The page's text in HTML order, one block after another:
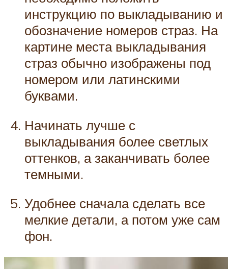
инструкцию по выкладыванию и
обозначение номеров страз. На
картине места выкладывания
страз обычно изображены под
номером или латинскими
буквами.
Начинать лучше с
выкладывания более светлых
оттенков, а заканчивать более
темными.
Удобнее сначала сделать все
мелкие детали, а потом уже сам
фон.